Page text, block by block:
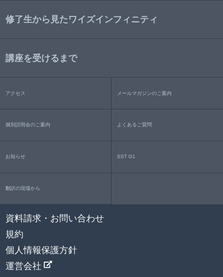
修了生から見たワイズインフィニティ
講座を受けるまで
アクセス メールマガジンのご案内
個別説明会のご案内 よくあるご質問
お知らせ SST G1
翻訳の現場から
資料請求・お問い合わせ
規約
個人情報保護方針
運営会社